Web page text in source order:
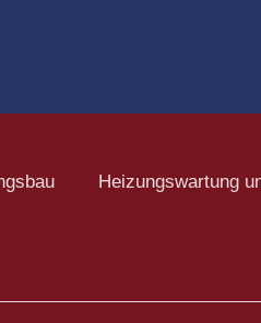
Heizungswartung